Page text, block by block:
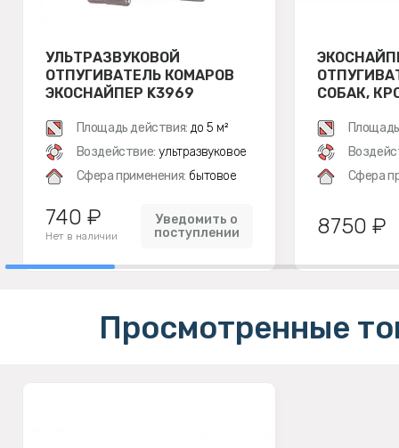
УЛЬТРАЗВУКОВОЙ
ОТПУГИВАТЕЛЬ КОМАРОВ
ЭКОСНАЙПЕР K3969
Площадь действия: до 5 м²
Воздействие: ультразвуковое
Сфера применения: бытовое
740 ₽
Нет в наличии
Уведомить о
поступлении
СОБАК,
Сфера
8750 ₽
Просмотренные